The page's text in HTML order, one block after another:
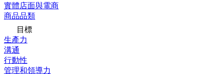
實體店面與電商
商品品類
目標
生產力
溝通
行動性
管理和領導力